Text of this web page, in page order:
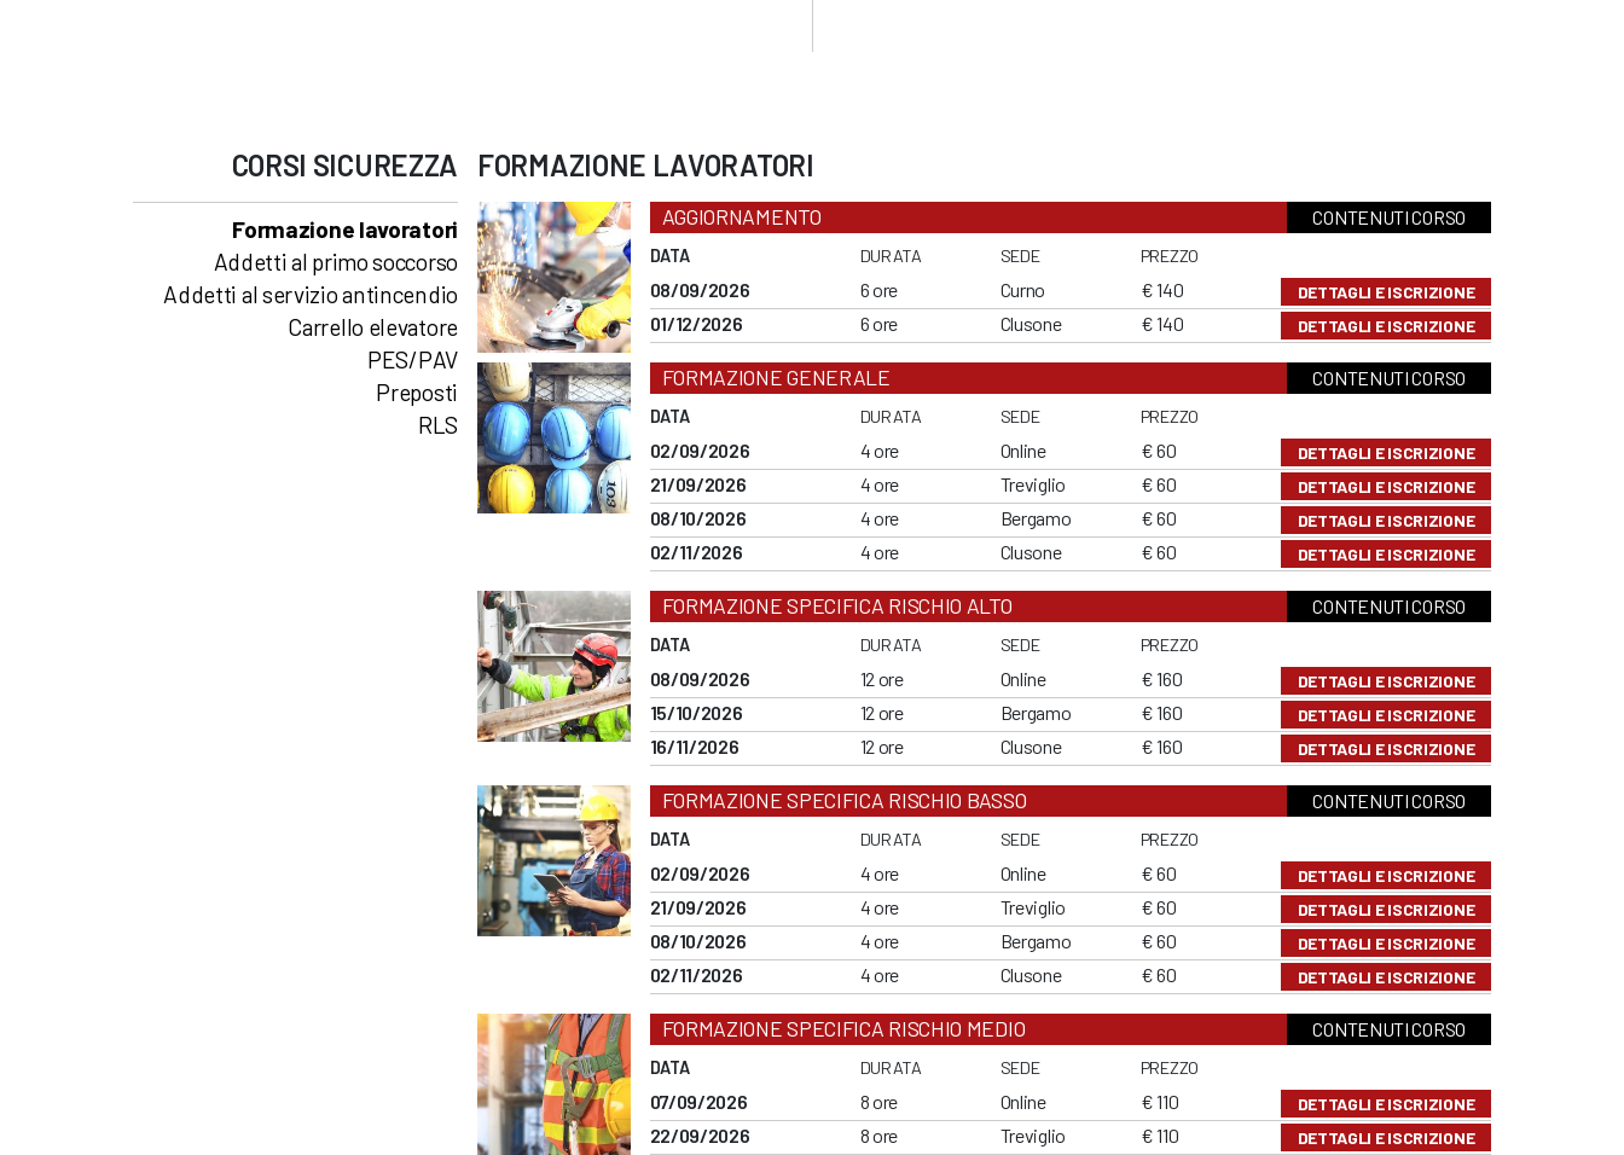
CORSI SICUREZZA
Formazione lavoratori
Addetti al primo soccorso
Addetti al servizio antincendio
Carrello elevatore
PES/PAV
Preposti
RLS
FORMAZIONE LAVORATORI
AGGIORNAMENTO CONTENUTI CORSO
DATA DURATA SEDE PREZZO
08/09/2026 6 ore Curno € 140 DETTAGLI E ISCRIZIONE
01/12/2026 6 ore Clusone € 140 DETTAGLI E ISCRIZIONE
FORMAZIONE GENERALE CONTENUTI CORSO
DATA DURATA SEDE PREZZO
02/09/2026 4 ore Online € 60 DETTAGLI E ISCRIZIONE
21/09/2026 4 ore Treviglio € 60 DETTAGLI E ISCRIZIONE
08/10/2026 4 ore Bergamo € 60 DETTAGLI E ISCRIZIONE
02/11/2026 4 ore Clusone € 60 DETTAGLI E ISCRIZIONE
FORMAZIONE SPECIFICA RISCHIO ALTO CONTENUTI CORSO
DATA DURATA SEDE PREZZO
08/09/2026 12 ore Online € 160 DETTAGLI E ISCRIZIONE
15/10/2026 12 ore Bergamo € 160 DETTAGLI E ISCRIZIONE
16/11/2026 12 ore Clusone € 160 DETTAGLI E ISCRIZIONE
FORMAZIONE SPECIFICA RISCHIO BASSO CONTENUTI CORSO
DATA DURATA SEDE PREZZO
02/09/2026 4 ore Online € 60 DETTAGLI E ISCRIZIONE
21/09/2026 4 ore Treviglio € 60 DETTAGLI E ISCRIZIONE
08/10/2026 4 ore Bergamo € 60 DETTAGLI E ISCRIZIONE
02/11/2026 4 ore Clusone € 60 DETTAGLI E ISCRIZIONE
FORMAZIONE SPECIFICA RISCHIO MEDIO CONTENUTI CORSO
DATA DURATA SEDE PREZZO
07/09/2026 8 ore Online € 110 DETTAGLI E ISCRIZIONE
22/09/2026 8 ore Treviglio € 110 DETTAGLI E ISCRIZIONE